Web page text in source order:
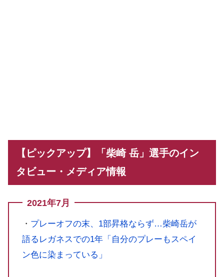
【ピックアップ】「柴崎 岳」選手のイン
タビュー・メディア情報
2021年7月
・ プレーオフの末、1部昇格ならず…柴崎岳が
語るレガネスでの1年「自分のプレーもスペイ
ン色に染まっている」